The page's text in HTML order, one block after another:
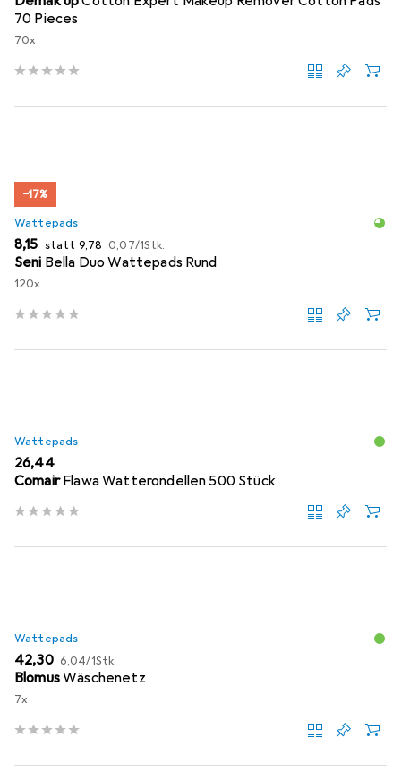
70 Pieces
70x
−17%
Wattepads
EUR
8,15 statt EUR
9,78 EUR
0,07/1Stk.
Seni Bella Duo Wattepads Rund
120x
Wattepads
EUR
26,44
Comair Flawa Watterondellen 500 Stück
Wattepads
EUR
42,30 EUR
6,04/1Stk.
BlomusWäschenetz
7x